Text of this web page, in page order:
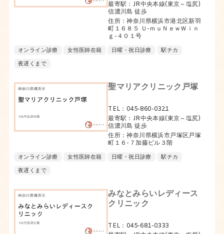
最寄駅：JR中央本線(東京～塩尻)
信濃川島 徒歩
住所：神奈川県横浜市港北区新羽
町１６８５ Ｕ-ｍｕＮｅｗＷｉｎ
ｇ-４０１号
オンライン診療 女性医師在籍 日曜・祝日診療
駅チカ
夜遅くまで
聖マリアクリニック戸塚
TEL：045-860-0321
最寄駅：JR中央本線(東京～塩尻)
信濃川島 徒歩
住所：神奈川県横浜市戸塚区戸塚
町１６-７加藤ビル３階
オンライン診療 女性医師在籍 日曜・祝日診療
駅チカ
夜遅くまで
みなとみらいレディース
クリニック
TEL：045-681-0333